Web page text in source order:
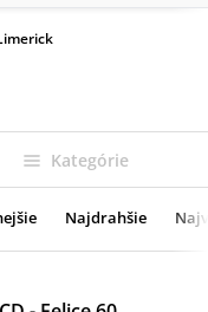
Kategórie
Najdrahšie